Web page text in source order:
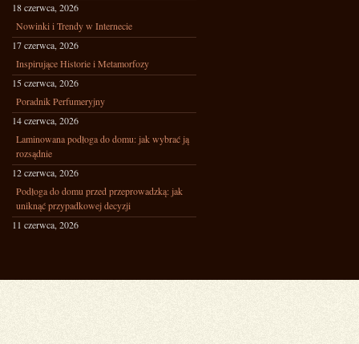
18 czerwca, 2026
Nowinki i Trendy w Internecie
17 czerwca, 2026
Inspirujące Historie i Metamorfozy
15 czerwca, 2026
Poradnik Perfumeryjny
14 czerwca, 2026
Laminowana podłoga do domu: jak wybrać ją
rozsądnie
12 czerwca, 2026
Podłoga do domu przed przeprowadzką: jak
uniknąć przypadkowej decyzji
11 czerwca, 2026